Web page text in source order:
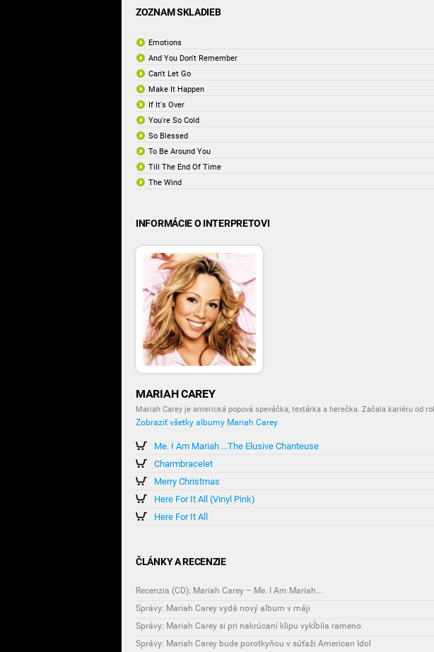
ZOZNAM SKLADIEB
Emotions
And You Don't Remember
Can't Let Go
Make It Happen
If It's Over
You're So Cold
So Blessed
To Be Around You
Till The End Of Time
The Wind
INFORMÁCIE O INTERPRETOVI
MARIAH CAREY
Mariah Carey je americká popová speváčka, textárka a herečka. Začala kariéru od
Zobraziť všetky albumy Mariah Carey
Me. I Am Mariah ...The Elusive Chanteuse
Charmbracelet
Merry Christmas
Here For It All (Vinyl Pink)
Here For It All
ČLÁNKY A RECENZIE
Recenzia (CD): Mariah Carey – Me. I Am Mariah...
Správy: Mariah Carey vydá nový album v máji
Správy: Mariah Carey si pri nakrúcaní klipu vykĺbila rameno
Správy: Mariah Carey bude porotkyňou v súťaži American Idol